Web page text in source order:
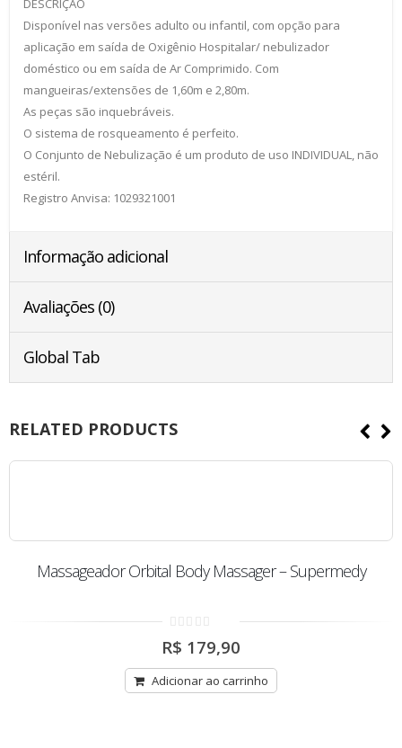
DESCRIÇÃO
Disponível nas versões adulto ou infantil, com opção para
aplicação em saída de Oxigênio Hospitalar/ nebulizador
doméstico ou em saída de Ar Comprimido. Com
mangueiras/extensões de 1,60m e 2,80m.
As peças são inquebráveis.
O sistema de rosqueamento é perfeito.
O Conjunto de Nebulização é um produto de uso INDIVIDUAL, não
estéril.
Registro Anvisa: 1029321001
Informação adicional
Avaliações (0)
Global Tab
RELATED PRODUCTS
Massageador Orbital Body Massager – Supermedy
0
out
5
R$ 179,90
Adicionar ao carrinho